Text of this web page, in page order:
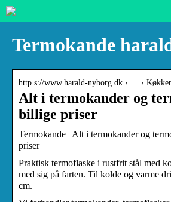
Termokande
http s://www.harald-nyborg.dk › … ›
Alt i termokander og
billige priser
Termokande | Alt i termokander og
priser
Praktisk termoflaske i rustfrit stål med
med sig på farten. Til kolde og varme
cm.